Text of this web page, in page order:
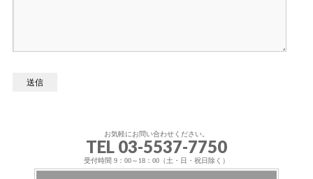
お気軽にお問い合わせください。
TEL 03-5537-7750
受付時間 9：00～18：00（土・日・祝日除く）